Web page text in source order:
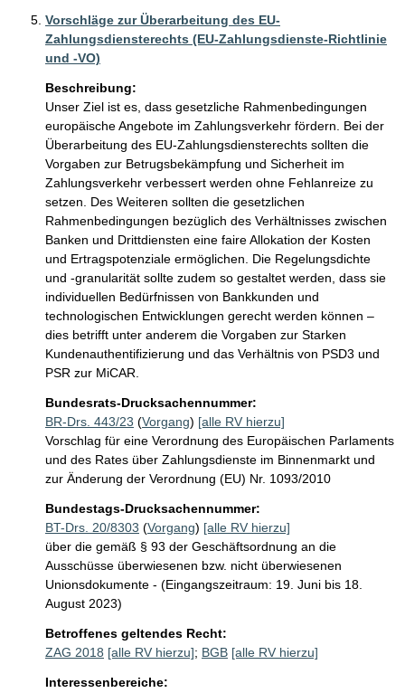
Vorschläge zur Überarbeitung des EU-
Zahlungsdiensterechts (EU-Zahlungsdienste-Richtlinie
und -VO)
Beschreibung:
Unser Ziel ist es, dass gesetzliche Rahmenbedingungen
europäische Angebote im Zahlungsverkehr fördern. Bei der
Überarbeitung des EU-Zahlungsdiensterechts sollten die
Vorgaben zur Betrugsbekämpfung und Sicherheit im
Zahlungsverkehr verbessert werden ohne Fehlanreize zu
setzen. Des Weiteren sollten die gesetzlichen
Rahmenbedingungen bezüglich des Verhältnisses zwischen
Banken und Drittdiensten eine faire Allokation der Kosten
und Ertragspotenziale ermöglichen. Die Regelungsdichte
und -granularität sollte zudem so gestaltet werden, dass sie
individuellen Bedürfnissen von Bankkunden und
technologischen Entwicklungen gerecht werden können –
dies betrifft unter anderem die Vorgaben zur Starken
Kundenauthentifizierung und das Verhältnis von PSD3 und
PSR zur MiCAR.
Bundesrats-Drucksachennummer:
BR-Drs. 443/23 (Vorgang) [alle RV hierzu]
Vorschlag für eine Verordnung des Europäischen Parlaments
und des Rates über Zahlungsdienste im Binnenmarkt und
zur Änderung der Verordnung (EU) Nr. 1093/2010
Bundestags-Drucksachennummer:
BT-Drs. 20/8303 (Vorgang) [alle RV hierzu]
über die gemäß § 93 der Geschäftsordnung an die
Ausschüsse überwiesenen bzw. nicht überwiesenen
Unionsdokumente - (Eingangszeitraum: 19. Juni bis 18.
August 2023)
Betroffenes geltendes Recht:
ZAG 2018 [alle RV hierzu]; BGB [alle RV hierzu]
Interessenbereiche: